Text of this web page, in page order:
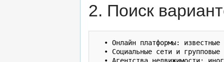
2. Поиск
• Онлайн платформы:
• Социальные сети и